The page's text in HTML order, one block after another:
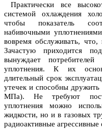
Практически все
системой охлаждения
чтобы показатель
набивочными
вовремя обслуживать, что,
Зачастую приходится
вынуждает
уплотнения. К их
длительный срок
утечек и способны
МПа). Не требуют
уплотнения можно
жидкости, но и в газовых
радиоактивные агрессивные